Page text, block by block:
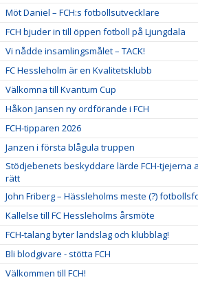
Möt Daniel – FCH:s fotbollsutvecklare
FCH bjuder in till öppen fotboll på Ljungdala
Vi nådde insamlingsmålet – TACK!
FC Hessleholm är en Kvalitetsklubb
Välkomna till Kvantum Cup
Håkon Jansen ny ordförande i FCH
FCH-tipparen 2026
Janzen i första blågula truppen
Stödjebenets beskyddare lärde FCH-tjejerna
rätt
John Friberg – Hässleholms meste (?)
Kallelse till FC Hessleholms årsmöte
FCH-talang byter landslag och klubblag!
Bli blodgivare - stötta FCH
Välkommen till FCH!